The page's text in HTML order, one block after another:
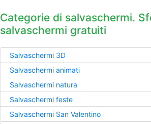
Categorie di salvaschermi.
salvaschermi gratuiti
Salvaschermi 3D
Salvaschermi animati
Salvaschermi natura
Salvaschermi feste
Salvaschermi San Valentino